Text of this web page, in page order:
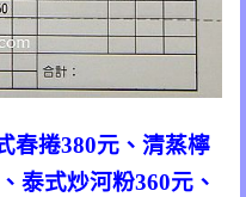
春捲380元、清蒸檸
泰式炒河粉360元、